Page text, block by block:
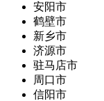
安阳市
鹤壁市
新乡市
济源市
驻马店市
周口市
信阳市